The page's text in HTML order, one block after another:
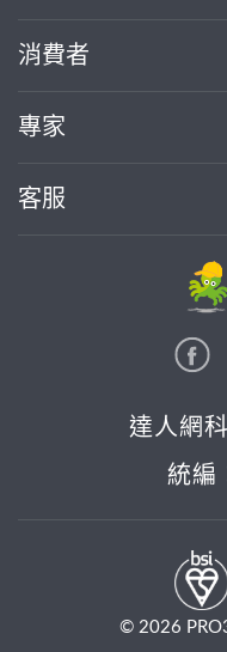
消費者
專家
客服
達人網
統編
© 2026